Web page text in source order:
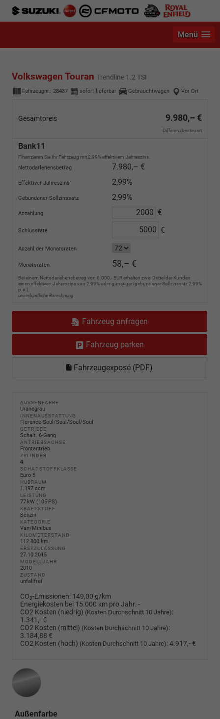
Menü
Volkswagen Touran Trendline 1.2 TSI
Fahrzeugnr.: 28437 sofort lieferbar Gebrauchtwagen Vor Ort
Gesamtpreis 9.980,– €
Differenzbesteuert
Bank11
Finanzieren Sie Ihr Fahrzeug mit 2,99% effektivem Jahreszins.
Nettodarlehensbetrag 7.980,– €
Effektiver Jahreszins 2,99%
Gebundener Sollzinssatz 2,99%
Anzahlung €
Schlussrate €
Anzahl der Monatsraten
Monatsraten 58,– €
Bei einem Nettodarlehensbetrag von 5.000,- EUR erhalten zwei Drittel der Kunden
einen effektiven Jahreszins von 2,99% oder günstiger (gebundener Sollzinssatz 2,99%
p.a.).
unverbindliche Berechnung
Fahrzeug anfragen
Fahrzeug parken
Fahrzeugexposé (PDF)
AUSSENFARBE
Uranograu
INNENAUSSTATTUNG
Florence-Soul/Soul/Soul/Soul
GETRIEBE
Schalt. 6-Gang
ANTRIEBSACHSE
Frontantrieb
ZYLINDER
4
SCHADSTOFFKLASSE
Euro 5
HUBRAUM
1.197 ccm
LEISTUNG
77 kW (105 PS)
KRAFTSTOFF
Benzin
KATEGORIE
Van/Minibus
KILOMETERSTAND
112.800 km
ERSTZULASSUNG
27.10.2015
MODELLJAHR
2010
ZUSTAND
unfallfrei
CO2-Emissionen: 149,00 g/km
Energiekosten bei 15.000 km pro Jahr:-
CO2 Kosten (niedrig) (Kosten Durchschnitt 10 Jahre):
1.341,- €
CO2 Kosten (mittel) (Kosten Durchschnitt 10 Jahre):
3.184,88 €
CO2 Kosten (hoch) (Kosten Durchschnitt 10 Jahre):4.917,- €
Außenfarbe